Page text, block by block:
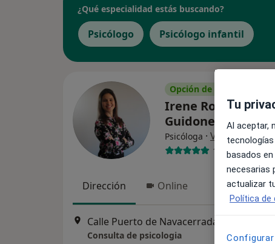
¿Qué especialidad estás buscando?
Psicólogo Psicólogo infantil
Opción de pago online
Irene Rodríguez
Guidonet
Psicóloga · Ver más
1 opinión
Dirección Online
Calle Puerto de Navacerrada, s/n, Madrid
Consulta de psicologia
Tu
Al aceptar,
basados
necesarias
actualizar
Política de
Configurar